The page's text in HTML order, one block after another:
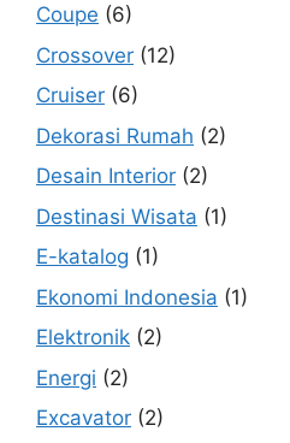
Coupe (6)
Crossover (12)
Cruiser (6)
Dekorasi Rumah (2)
Desain Interior (2)
Destinasi Wisata (1)
E-katalog (1)
Ekonomi Indonesia (1)
Elektronik (2)
Energi (2)
Excavator (2)